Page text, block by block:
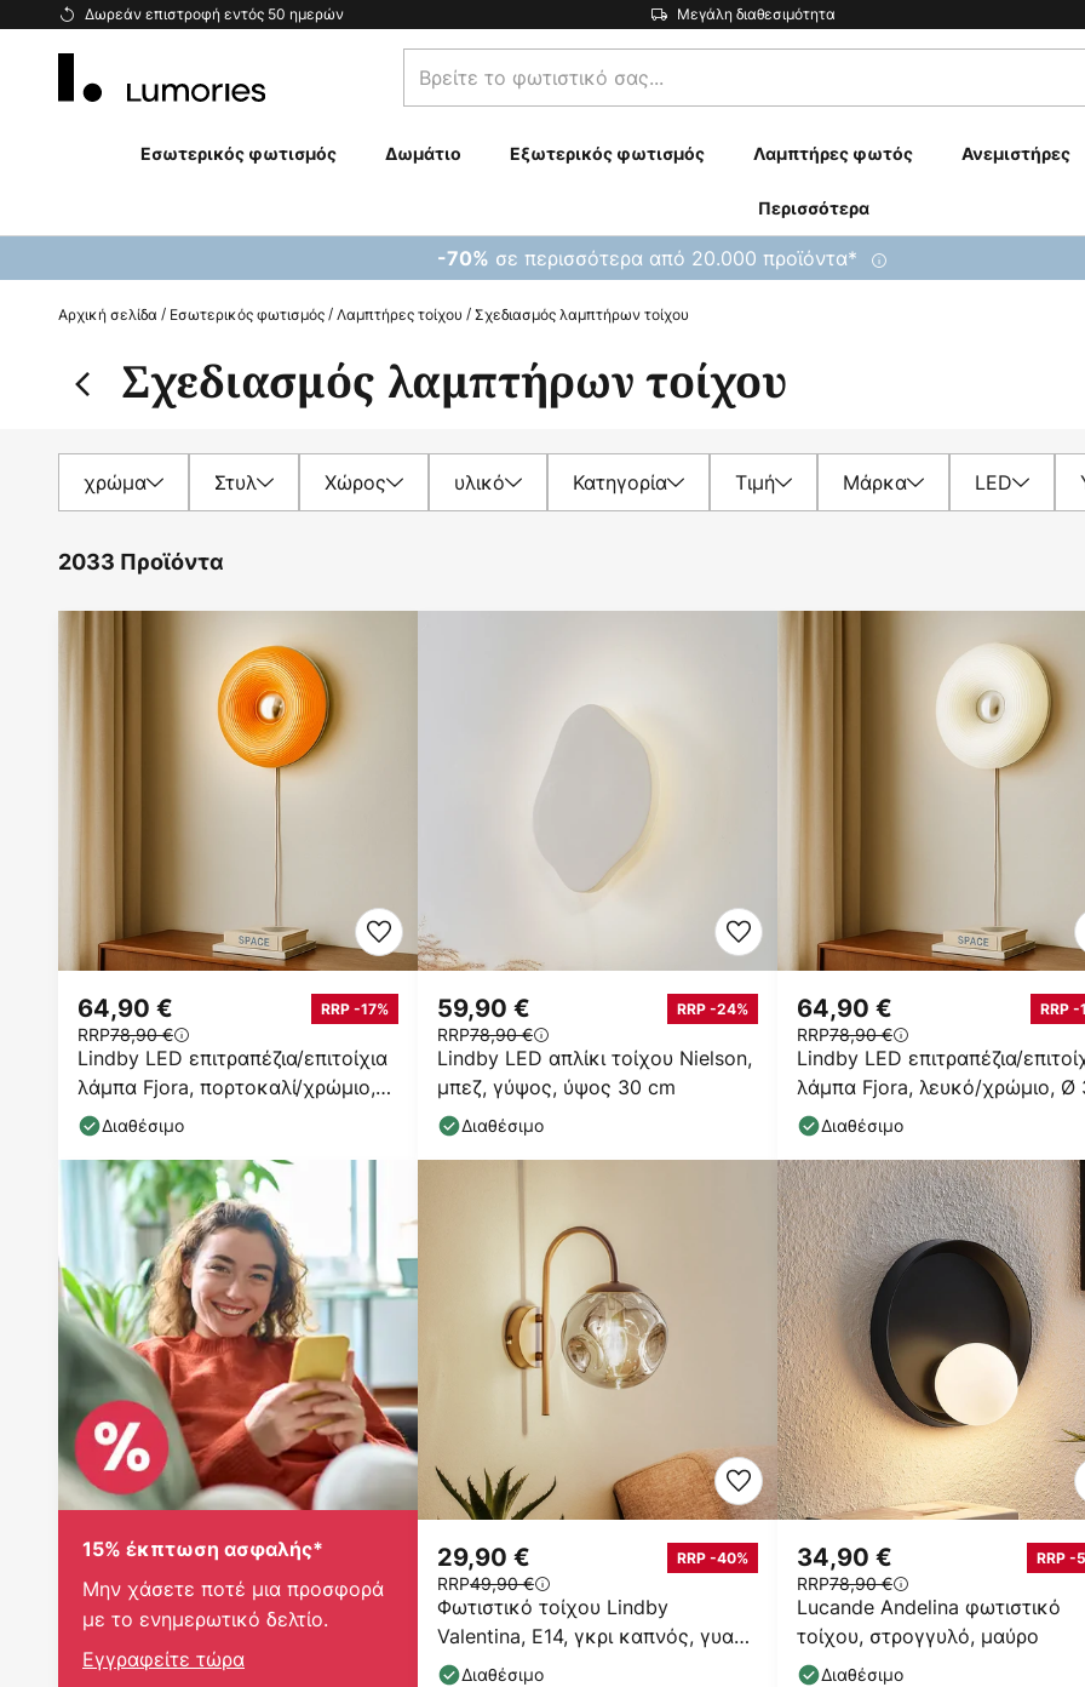
Δωρεάν επιστροφή εντός 50 ημερών Μεγάλη διαθεσιμότητα
Μετάβαση
Βρείτε
το
σας...
Εσωτερικός φωτισμός Δωμάτιο Εξωτερικός φωτισμός Λαμπτήρες φωτός Ανεμιστήρες
Περισσότερα
-70% σε περισσότερα από 20.000 προϊόντα*
Αρχική σελίδα Εσωτερικός φωτισμός Λαμπτήρες τοίχου Σχεδιασμός λαμπτήρων τοίχου
Σχεδιασμός λαμπτήρων τοίχου
χρώμα Στυλ Χώρος υλικό Κατηγορία Τιμή Μάρκα LED
2033 Προϊόντα
Lindby LED επιτραπέζια/επιτοίχια
λάμπα Fjora, πορτοκαλί/χρώμιο,
Ø30cm,
64,90 € RRP -17%
RRP78,90 €
Διαθέσιμο
Lindby LED απλίκι τοίχου Nielson,
μπεζ, γύψος, ύψος 30 cm
59,90 € RRP -24%
RRP78,90 €
Διαθέσιμο
Lindby LED επιτραπέζια/
λάμπα Fjora, λευκό/χρώμιο, Ø
cm,
64,90 € RRP -
RRP78,90 €
Διαθέσιμο
15% έκπτωση ασφαλής*
Μην χάσετε ποτέ μια προσφορά
με το ενημερωτικό δελτίο.
Εγγραφείτε τώρα
Φωτιστικό τοίχου Lindby
Valentina, E14, γκρι καπνός, γυαλί,
28.6 cm
29,90 € RRP -40%
RRP49,90 €
Διαθέσιμο
Lucande Andelina φωτιστικό
τοίχου, στρογγυλό, μαύρο
34,90 € RRP -
RRP78,90 €
Διαθέσιμο